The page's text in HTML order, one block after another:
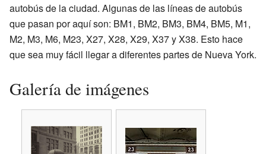
autobús de la ciudad. Algunas de las líneas de autobús
que pasan por aquí son: BM1, BM2, BM3, BM4, BM5, M1,
M2, M3, M6, M23, X27, X28, X29, X37 y X38. Esto hace
que sea muy fácil llegar a diferentes partes de Nueva York.
Galería de imágenes